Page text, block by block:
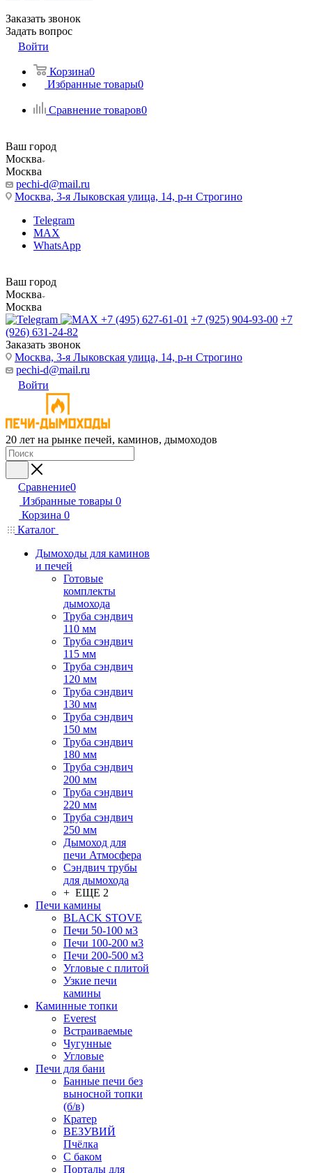
Заказать звонок
Задать вопрос
Войти
Корзина0
Избранные товары0
Сравнение товаров0
Ваш город
Москва
Москва
pechi-d@mail.ru
Москва, 3-я Лыковская улица, 14, р-н Строгино
Telegram
MAX
WhatsApp
Ваш город
Москва
Москва
+7 (495) 627-61-01 +7 (925) 904-93-00 +7
(926) 631-24-82
Заказать звонок
Москва, 3-я Лыковская улица, 14, р-н Строгино
pechi-d@mail.ru
Войти
20 лет на рынке печей, каминов, дымоходов
Сравнение0
Избранные товары 0
Корзина 0
Каталог
Дымоходы для каминов
и печей
Готовые
комплекты
дымохода
Труба сэндвич
110 мм
Труба сэндвич
115 мм
Труба сэндвич
120 мм
Труба сэндвич
130 мм
Труба сэндвич
150 мм
Труба сэндвич
180 мм
Труба сэндвич
200 мм
Труба сэндвич
220 мм
Труба сэндвич
250 мм
Дымоход для
печи Атмосфера
Сэндвич трубы
для дымохода
+ ЕЩЕ 2
Печи камины
BLACK STOVE
Печи 50-100 м3
Печи 100-200 м3
Печи 200-500 м3
Угловые с плитой
Узкие печи
камины
Каминные топки
Everest
Встраиваемые
Чугунные
Угловые
Печи для бани
Банные печи без
выносной топки
(б/в)
Кратер
ВЕЗУВИЙ
Пчёлка
С баком
Порталы для